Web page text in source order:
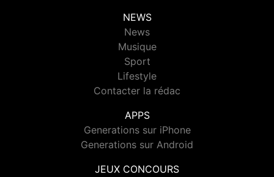
NEWS
News
Musique
Sport
Lifestyle
Contacter la rédac
APPS
Generations sur iPhone
Generations sur Android
JEUX CONCOURS